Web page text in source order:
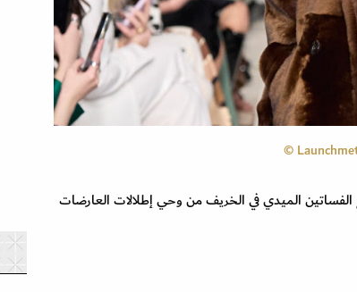
الميدي في الخريف من وحي إطلالات العارضات